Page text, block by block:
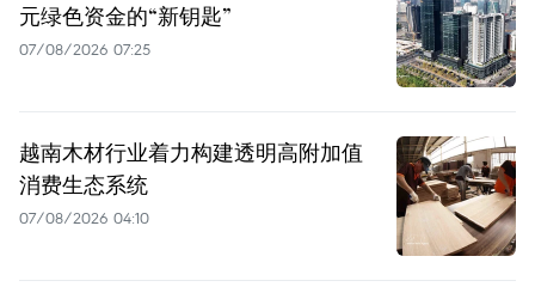
元绿色资金的“新钥匙”
07/08/2026 07:25
越南木材行业着力构建透明高附加值
消费生态系统
07/08/2026 04:10